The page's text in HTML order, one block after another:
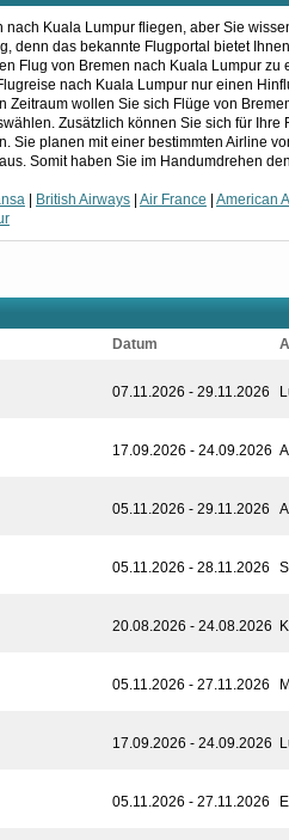
Kuala Lumpur fliegen, aber Sie
denn das bekannte Flugportal bietet
Flug von Bremen nach Kuala Lumpur
nach Kuala Lumpur nur einen
wollen Sie sich Flüge von
Zusätzlich können Sie sich für
Sie planen mit einer bestimmten Airline
Somit haben Sie im Handumdrehen
| British Airways| Air France American
Datum
07.11.2026 - 29.11.2026
17.09.2026 - 24.09.2026
05.11.2026 - 29.11.2026
05.11.2026 - 28.11.2026
20.08.2026 - 24.08.2026
05.11.2026 - 27.11.2026
17.09.2026 - 24.09.2026
05.11.2026 - 27.11.2026